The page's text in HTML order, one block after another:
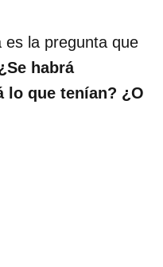
es la pregunta que
habrá
lo que tenían? ¿O